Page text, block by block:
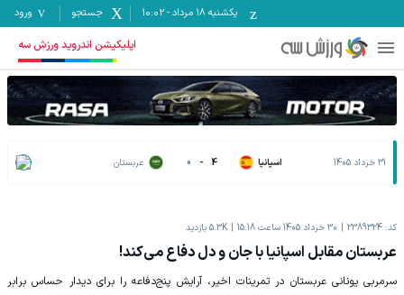
یکشنبه ۱۸ مرداد -
10:02 جستجو ورود
اپلیکیشن اندروید ورزش سه
31 خرداد 1405 اسپانیا 4
-
0 عربستان
کد: 2389324 30 خرداد 1405 ساعت 15:18 5.3K بازدید
عربستان مقابل اسپانیا با جان و دل دفاع می‌کند!
سرمربی یونانی عربستان در تمرینات اخیر، آرایش پنج‌دفاعه را برای دیدار حساس برابر